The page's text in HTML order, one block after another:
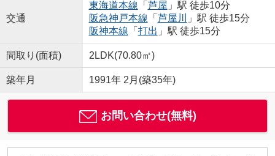
交通
東海道本線 「 芦屋 」駅 徒歩10分
阪急神戸本線 「 芦屋川
」駅 徒歩15分
阪神本線 「 打出 」駅 徒歩15分
間取り(面積) 2LDK(70.80㎡)
築年月 1991年 2月(築35年)
お問い合わせ(無料)